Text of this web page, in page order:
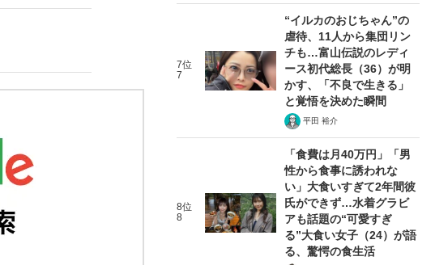
7位
7
“イルカのおじちゃん”の
虐待、11人から集団リン
チも…富山伝説のレディ
ース初代総長（36）が明
かす、「不良で生きる」
と覚悟を決めた瞬間
平田 裕介
8位
8
「食費は月40万円」「男
性から食事に誘われな
い」大食いすぎて2年間彼
氏ができず…水着グラビ
アも話題の“可愛すぎ
る”大食い女子（24）が語
る、驚愕の食生活